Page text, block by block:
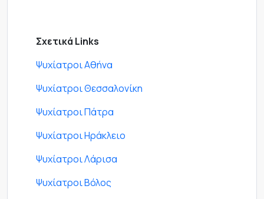
Σχετικά Links
Ψυχίατροι Αθήνα
Ψυχίατροι Θεσσαλονίκη
Ψυχίατροι Πάτρα
Ψυχίατροι Ηράκλειο
Ψυχίατροι Λάρισα
Ψυχίατροι Βόλος